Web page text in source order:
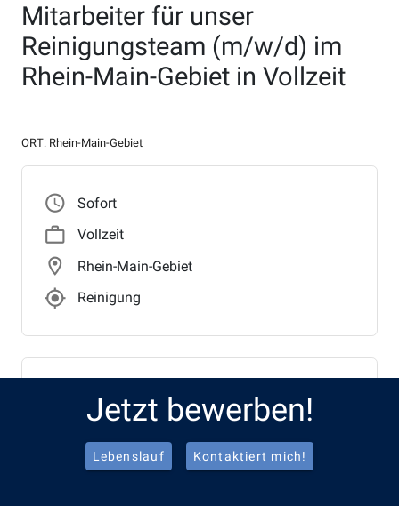
Mitarbeiter für unser
Reinigungsteam (m/w/d) im
Rhein-Main-Gebiet in Vollzeit
ORT: Rhein-Main-Gebiet
access_time Sofort
work_outline Vollzeit
location_on Rhein-Main-Gebiet
gps_fixed_outlined
Reinigung
Benefits
Freies APCOA Parking
Jetzt bewerben!
Lebenslauf Kontaktiert mich!